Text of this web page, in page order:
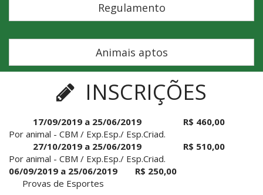
Regulamento
Animais aptos
INSCRIÇÕES
17/09/2019 a 25/06/2019
Por animal - CBM / Exp.Esp./ Esp.Criad.
R$ 460,00
27/10/2019 a 25/06/2019
Por animal - CBM / Exp.Esp./ Esp.Criad.
R$ 510,00
06/09/2019 a 25/06/2019
Provas de Esportes
R$ 250,00